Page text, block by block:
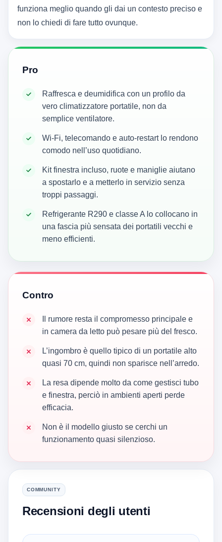
funziona meglio quando gli dai un contesto preciso e
non lo chiedi di fare tutto ovunque.
Pro
Raffresca e deumidifica con un profilo da
vero climatizzatore portatile, non da
semplice ventilatore.
Wi‑Fi, telecomando e auto-restart lo rendono
comodo nell’uso quotidiano.
Kit finestra incluso, ruote e maniglie aiutano
a spostarlo e a metterlo in servizio senza
troppi passaggi.
Refrigerante R290 e classe A lo collocano in
una fascia più sensata dei portatili vecchi e
meno efficienti.
Contro
Il rumore resta il compromesso principale e
in camera da letto può pesare più del fresco.
L’ingombro è quello tipico di un portatile alto
quasi 70 cm, quindi non sparisce nell’arredo.
La resa dipende molto da come gestisci tubo
e finestra, perciò in ambienti aperti perde
efficacia.
Non è il modello giusto se cerchi un
funzionamento quasi silenzioso.
COMMUNITY
Recensioni degli utenti